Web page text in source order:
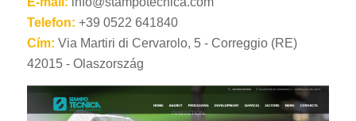
Telefon: +39 0522 641840
Cím: Via Martiri di Cervarolo, 5 - Correggio (RE)
42015 - Olaszország